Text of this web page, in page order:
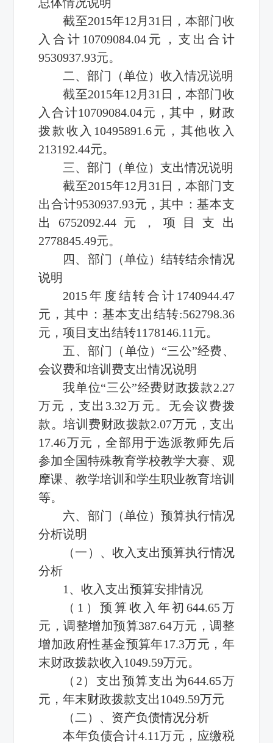
截至2015年12月31日，本部门收
入合计10709084.04元，支出合计
9530937.93元。
二、部门（单位）收入情况说明
截至2015年12月31日，本部门收
入合计10709084.04元，其中，财政
拨款收入10495891.6元，其他收入
213192.44元。
三、部门（单位）支出情况说明
截至2015年12月31日，本部门支
出合计9530937.93元，其中：基本支
出6752092.44元，项目支出
2778845.49元。
四、部门（单位）结转结余情况
说明
2015年度结转合计1740944.47
元，其中：基本支出结转:562798.36
元，项目支出结转1178146.11元。
五、部门（单位）“三公”经费、
会议费和培训费支出情况说明
我单位“三公”经费财政拨款2.27
万元，支出3.32万元。无会议费拨
款。培训费财政拨款2.07万元，支出
17.46万元，全部用于选派教师先后
参加全国特殊教育学校教学大赛、观
摩课、教学培训和学生职业教育培训
等。
六、部门（单位）预算执行情况
分析说明
（一）、收入支出预算执行情况
分析
1、收入支出预算安排情况
（1）预算收入年初644.65万
元，调整增加预算387.64万元，调整
增加政府性基金预算年17.3万元，年
末财政拨款收入1049.59万元。
（2）支出预算支出为644.65万
元，年末财政拨款支出1049.59万元
（二）、资产负债情况分析
本年负债合计4.11万元，应缴税